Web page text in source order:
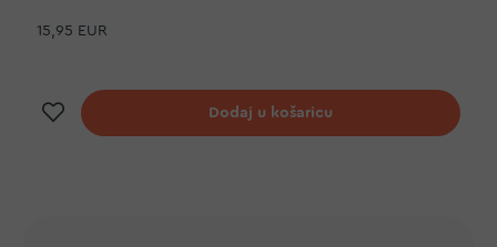
15,95 EUR
Dodaj na listu želja
Dodaj u košaricu